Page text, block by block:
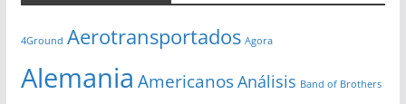
v
s
4Ground Aerotransportados Agora
Alemania AmericanosAnálisis Band of Brothers